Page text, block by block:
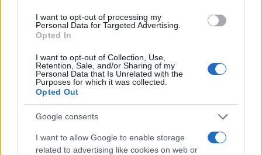
I want to opt-out of processing my
Personal Data for Targeted Advertising.
Opted In
I want to opt-out of Collection, Use,
Retention, Sale, and/or Sharing of my
Personal Data that Is Unrelated with the
Purposes for which it was collected.
Opted Out
Google consents
I want to allow Google to enable storage
related to advertising like cookies on web or
ICA Milano presenta mostre, concerti e letture per
l’autunno 2026
NEWS E ATTUALITÀ